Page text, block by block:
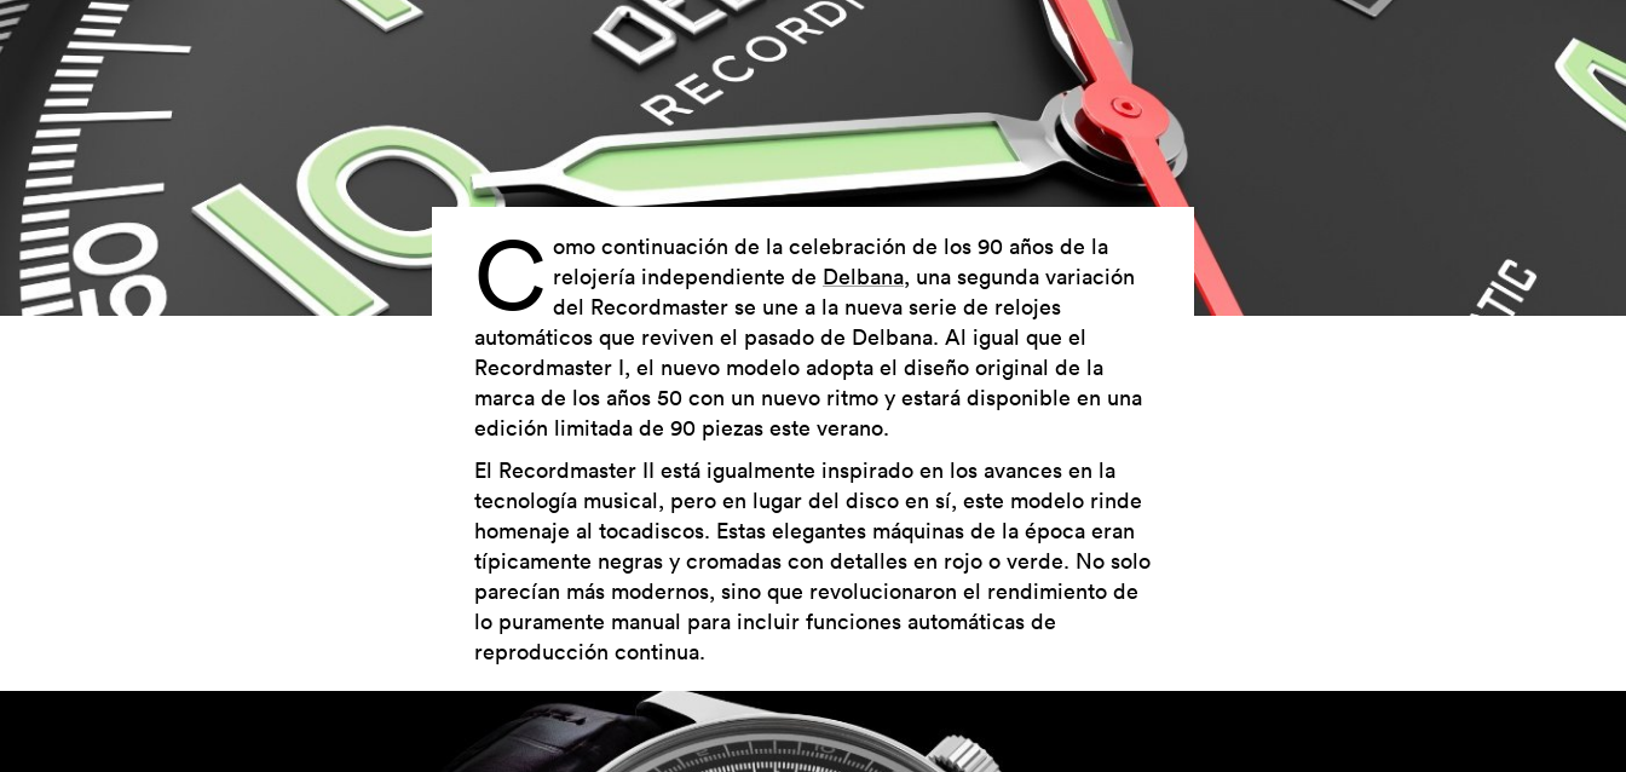
C omo continuación de la celebración de los 90 años de la
relojería independiente de Delbana, una segunda variación
del Recordmaster se une a la nueva serie de relojes
automáticos que reviven el pasado de Delbana. Al igual que el
Recordmaster I, el nuevo modelo adopta el diseño original de la
marca de los años 50 con un nuevo ritmo y estará disponible en una
edición limitada de 90 piezas este verano.
El Recordmaster II está igualmente inspirado en los avances en la
tecnología musical, pero en lugar del disco en sí, este modelo rinde
homenaje al tocadiscos. Estas elegantes máquinas de la época eran
típicamente negras y cromadas con detalles en rojo o verde. No solo
parecían más modernos, sino que revolucionaron el rendimiento de
lo puramente manual para incluir funciones automáticas de
reproducción continua.